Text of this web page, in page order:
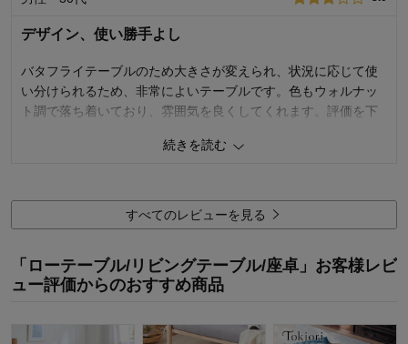
デザイン、使い勝手よし
バタフライテーブルのため大きさが変えられ、状況に応じて使
い分けられるため、非常によいテーブルです。色もウォルナッ
ト調で落ち着いており、雰囲気を良くしてくれます。評価を下
足を取り付け最後出来上がったテーブルを裏返した後に気付い
6人が参考になりました 参考になった
購入商品： S
続きを読む
すべてのレビューを見る
「ローテーブル/リビングテーブル/座卓」お客様レビ
ュー評価からのおすすめ商品